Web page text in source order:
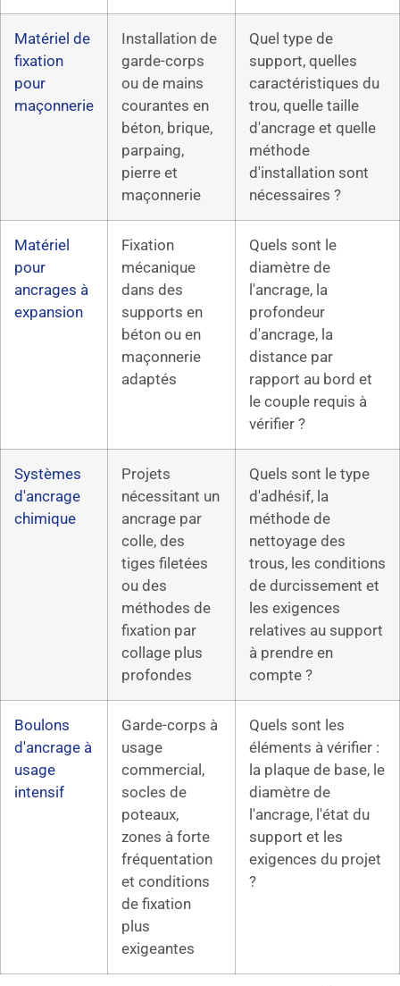
Matériel de
fixation
pour
maçonnerie
Installation de
garde-corps
ou de mains
courantes en
béton, brique,
parpaing,
pierre et
maçonnerie
Quel type de
support, quelles
caractéristiques du
trou, quelle taille
d'ancrage et quelle
méthode
d'installation sont
nécessaires ?
Matériel
pour
ancrages à
expansion
Fixation
mécanique
dans des
supports en
béton ou en
maçonnerie
adaptés
Quels sont le
diamètre de
l'ancrage, la
profondeur
d'ancrage, la
distance par
rapport au bord et
le couple requis à
vérifier ?
Systèmes
d'ancrage
chimique
Projets
nécessitant un
ancrage par
colle, des
tiges filetées
ou des
méthodes de
fixation par
collage plus
profondes
Quels sont le type
d'adhésif, la
méthode de
nettoyage des
trous, les conditions
de durcissement et
les exigences
relatives au support
à prendre en
compte ?
Boulons
d'ancrage à
usage
intensif
Garde-corps à
usage
commercial,
socles de
poteaux,
zones à forte
fréquentation
et conditions
de fixation
plus
exigeantes
Quels sont les
éléments à vérifier :
la plaque de base, le
diamètre de
l'ancrage, l'état du
support et les
exigences du projet
?